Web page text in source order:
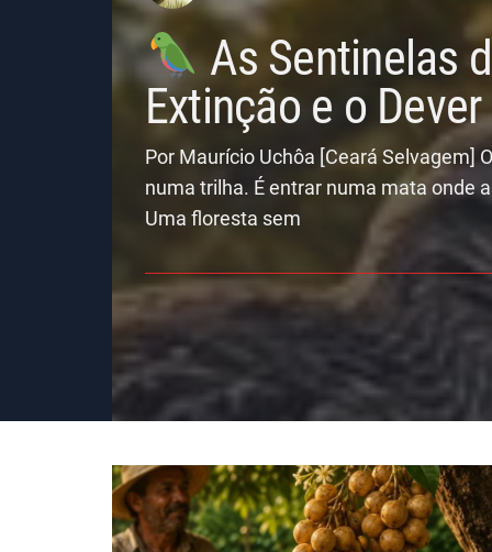
As Sentinelas
Extinção e o
Por Maurício Uchôa [Ceará Selvagem]
numa trilha. É entrar numa mata onde
Uma floresta sem